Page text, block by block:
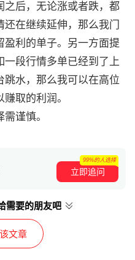
之后，无论涨或者跌，都
在继续延伸，那么我门
盈利的单子。另一方面提
段行情多单已经到了上
跳水，那么我可以在高位
取的利润。
谨慎。
立即追问
99%的人选择
需要的朋友吧
文章